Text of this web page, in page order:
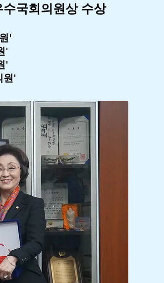
국회의원상 수상
'
'
'
원'